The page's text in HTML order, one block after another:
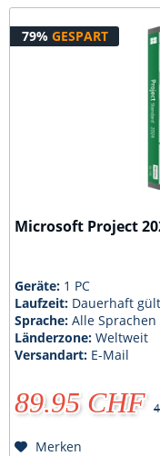
79% GESPART
Microsoft Project
Geräte: 1 PC
Laufzeit: Dauerhaft
Sprache:Alle Sprachen
Länderzone:Weltweit
Versandart: E-Mail
89.95 CHF
Merken